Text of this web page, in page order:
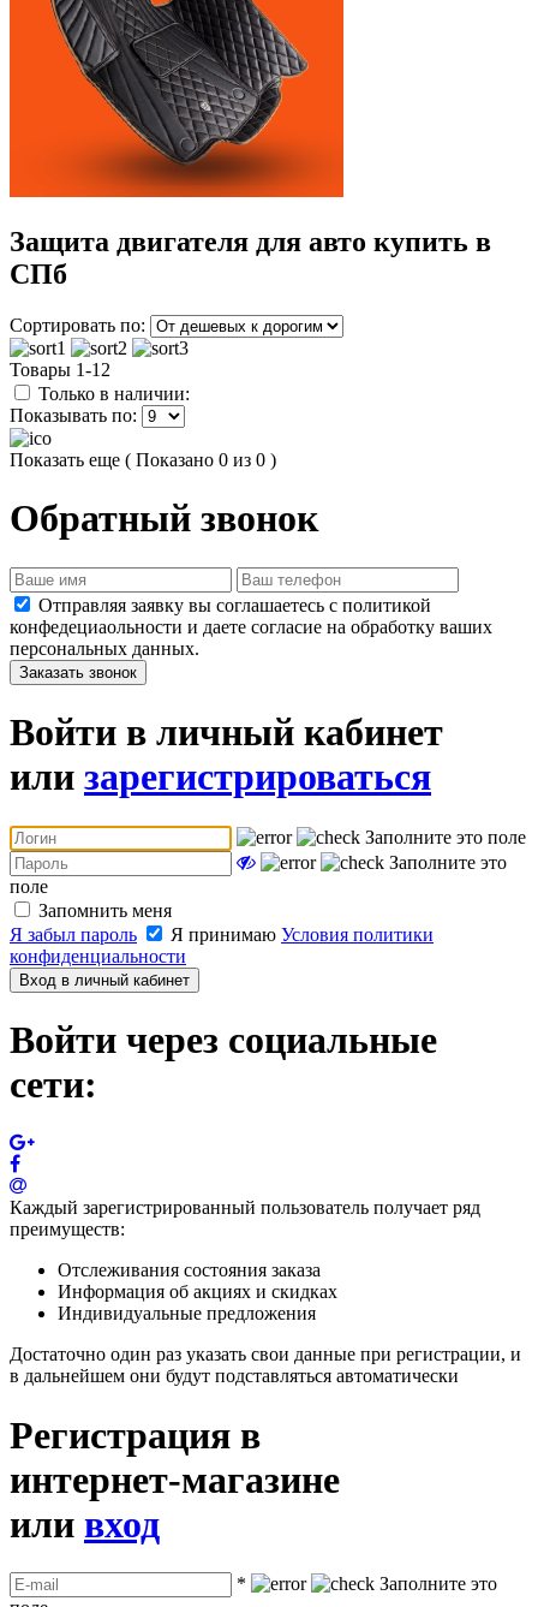
Защита двигателя для авто купить в
СПб
Сортировать по:
Товары 1-12
Только в наличии:
Показывать по:
Показать еще ( Показано 0 из 0 )
Обратный звонок
Отправляя заявку вы соглашаетесь с политикой
конфедециаольности и даете согласие на обработку ваших
персональных данных.
Заказать звонок
Войти в личный кабинет
или зарегистрироваться
Заполните это поле
Заполните это
поле
Запомнить меня
Я забыл пароль
Я принимаю Условия политики
конфиденциальности
Вход в личный кабинет
Войти через социальные
сети:
Каждый зарегистрированный пользователь получает ряд
преимуществ:
Отслеживания состояния заказа
Информация об акциях и скидках
Индивидуальные предложения
Достаточно один раз указать свои данные при регистрации, и
в дальнейшем они будут подставляться автоматически
Регистрация в
интернет-магазине
или вход
*
Заполните это